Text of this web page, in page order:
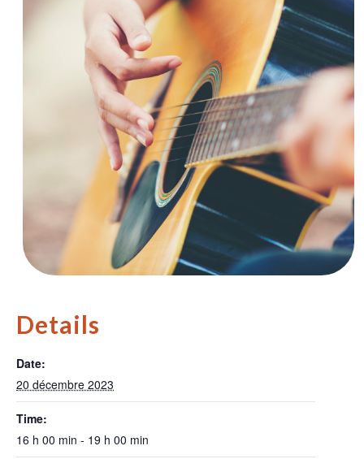
Details
Date:
20 décembre 2023
Time:
16 h 00 min - 19 h 00 min